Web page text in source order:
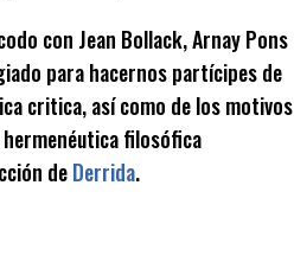
con Jean Bollack, Arnay Pons
para hacernos partícipes de
critica, así como de los motivos
filosófica
deDerrida.